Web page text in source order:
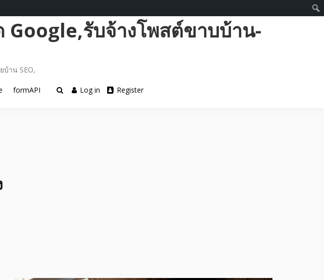
รับจ้างโพสต์ขาบบ้าน-
าน SEO,
formAPI Log in Register